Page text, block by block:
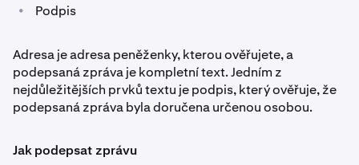
• Podpis
Adresa je adresa peněženky, kterou ověřujete, a
podepsaná zpráva je kompletní text. Jedním z
nejdůležitějších prvků textu je podpis, který ověřuje, že
podepsaná zpráva byla doručena určenou osobou.
Jak podepsat zprávu